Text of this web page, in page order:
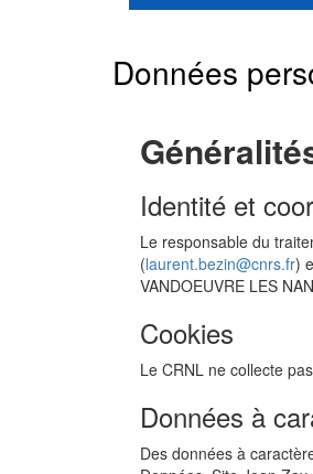
Données
Identité et
Le responsable du
(laurent.bezin@cnrs.fr)
VANDOEUVRE LES
Cookies
Le CRNL ne collecte
Données à
Des données à